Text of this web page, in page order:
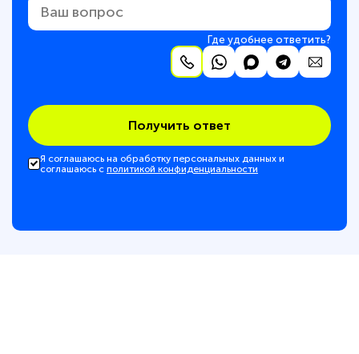
Где удобнее ответить?
Получить ответ
Я соглашаюсь на обработку персональных данных и
соглашаюсь с политикой конфиденциальности